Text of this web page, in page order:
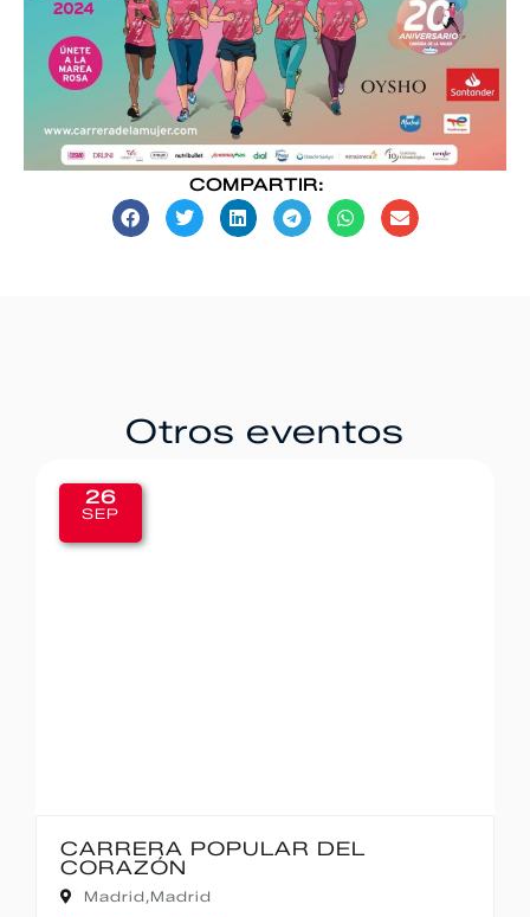
COMPARTIR:
Otros eventos
DEL
IBERCAJA MADRID